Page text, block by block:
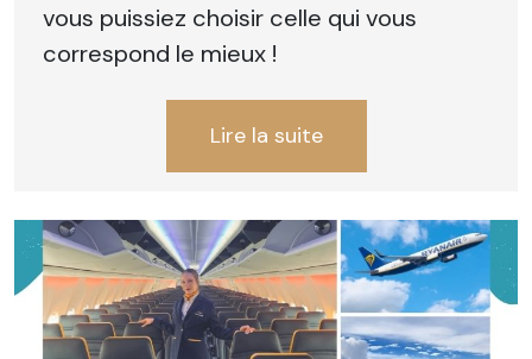
vous puissiez choisir celle qui vous
correspond le mieux !
Lire la suite